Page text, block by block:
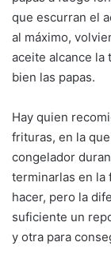
que escurran el
al máximo,
aceite alcance la
bien las papas.
Hay quien
frituras, en la
congelador
terminarlas en la
hacer, pero la
suficiente un
y otra para